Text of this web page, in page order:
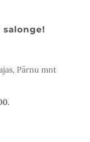
Pärnu mnt